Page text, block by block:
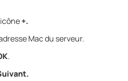
+.
Mac du serveur.
.